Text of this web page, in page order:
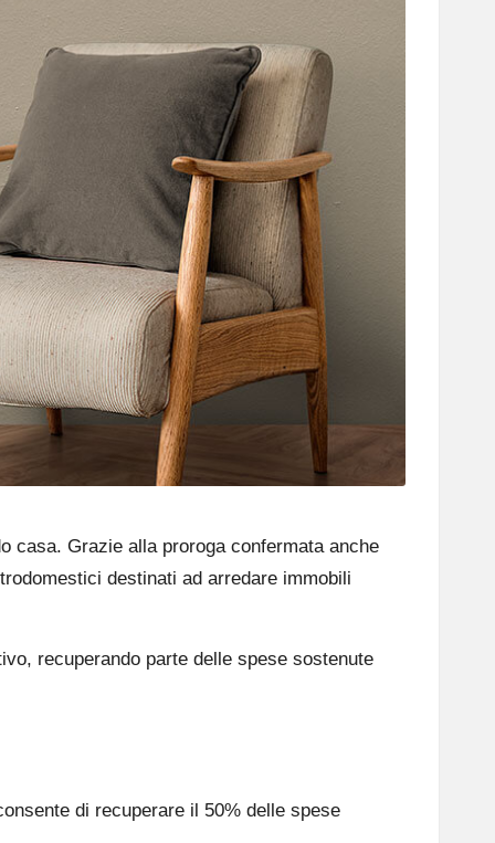
casa. Grazie alla proroga confermata anche
destinati ad arredare immobili
recuperando parte delle spese sostenute
di recuperare il 50% delle spese